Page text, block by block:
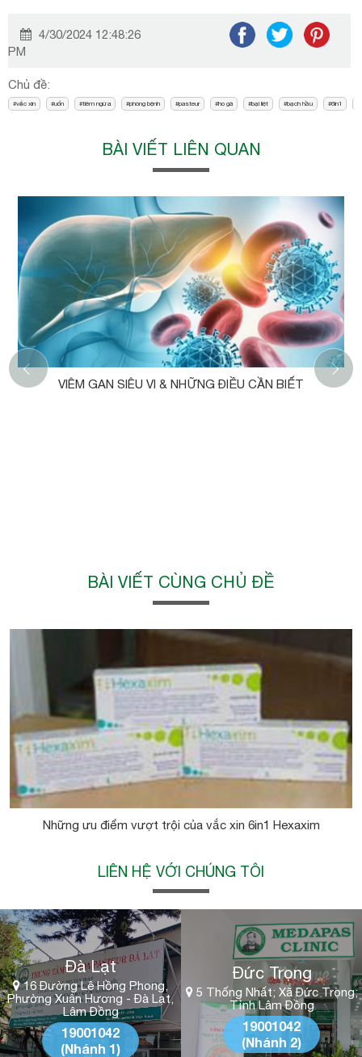
4/30/2024 12:48:26
PM
Chủ đề:
vắc xin uốn tiêm ngừa phòng bệnh pasteur ho gà bại liệt bạch hầu 6in1
BÀI VIẾT LIÊN QUAN
‹
VIÊM GAN SIÊU VI & NHỮNG ĐIỀU CẦN BIẾT
BÀI VIẾT CÙNG CHỦ ĐỀ
Những ưu điểm vượt trội của vắc xin 6in1 Hexaxim
LIÊN HỆ VỚI CHÚNG TÔI
Đà Lạt
16 Đường Lê Hồng Phong,
Phường Xuân Hương - Đà Lạt,
Lâm Đồng
19001042
(Nhánh 1)
Đức Trọng
5 Thống Nhất; Xã Đức Trọng;
Tỉnh Lâm Đồng
19001042
(Nhánh 2)